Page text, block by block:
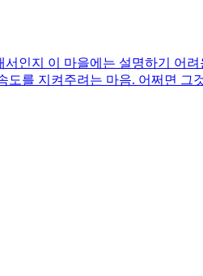
인지 이 마을에는 설명하기 어
를 지켜주려는 마음. 어쩌면 그